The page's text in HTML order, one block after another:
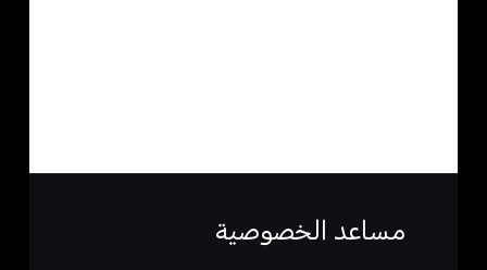
مساعد الخصوصية